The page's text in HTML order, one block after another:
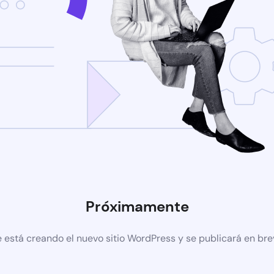
Próximamente
está creando el nuevo sitio WordPress y se publicará en